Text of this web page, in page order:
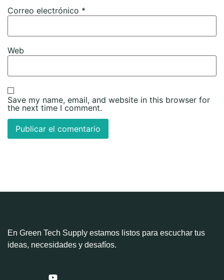
Correo electrónico *
Web
Save my name, email, and website in this browser for
the next time I comment.
En Green Tech Supply estamos listos para escuchar tus
ideas, necesidades y desafíos.